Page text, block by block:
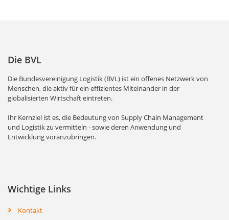
Die BVL
Die Bundesvereinigung Logistik (BVL) ist ein offenes Netzwerk von
Menschen, die aktiv für ein effizientes Miteinander in der
globalisierten Wirtschaft eintreten.
Ihr Kernziel ist es, die Bedeutung von Supply Chain Management
und Logistik zu vermitteln - sowie deren Anwendung und
Entwicklung voranzubringen.
Wichtige Links
Kontakt